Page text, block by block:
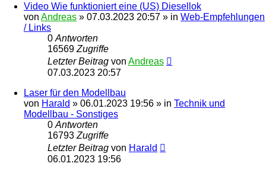
Video Wie funktioniert eine (US) Diesellok
von Andreas » 07.03.2023 20:57 » in Web-Empfehlungen
/ Links
0 Antworten
16569 Zugriffe
Letzter Beitrag von Andreas
07.03.2023 20:57
Laser für den Modellbau
von Harald » 06.01.2023 19:56 » in Technik und
Modellbau - Sonstiges
0 Antworten
16793 Zugriffe
Letzter Beitrag von Harald
06.01.2023 19:56